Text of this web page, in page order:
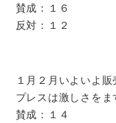
賛成：１６
反対：１２
１月２月いよいよ
プレスは激しさをま
賛成：１４